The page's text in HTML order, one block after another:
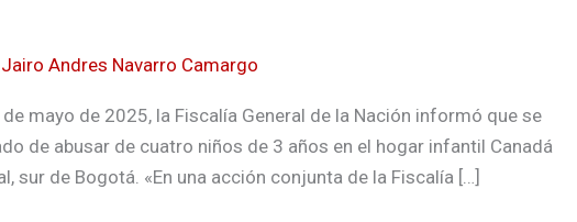
Jairo Andres Navarro Camargo
mayo de 2025, la Fiscalía General de la Nación informó que se
de abusar de cuatro niños de 3 años en el hogar infantil Canadá
sur de Bogotá. «En una acción conjunta de la Fiscalía […]